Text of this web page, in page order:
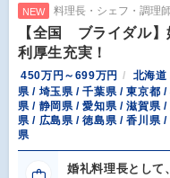
NEW 料理長・シェフ・調理
【全国 ブライダル
利厚生充実！
450万円～699万円
北海道
県 / 埼玉県 / 千葉県 / 東京都
県 / 静岡県 / 愛知県 / 滋賀県
県 / 広島県 / 徳島県 / 香川県
県
婚礼料理長として